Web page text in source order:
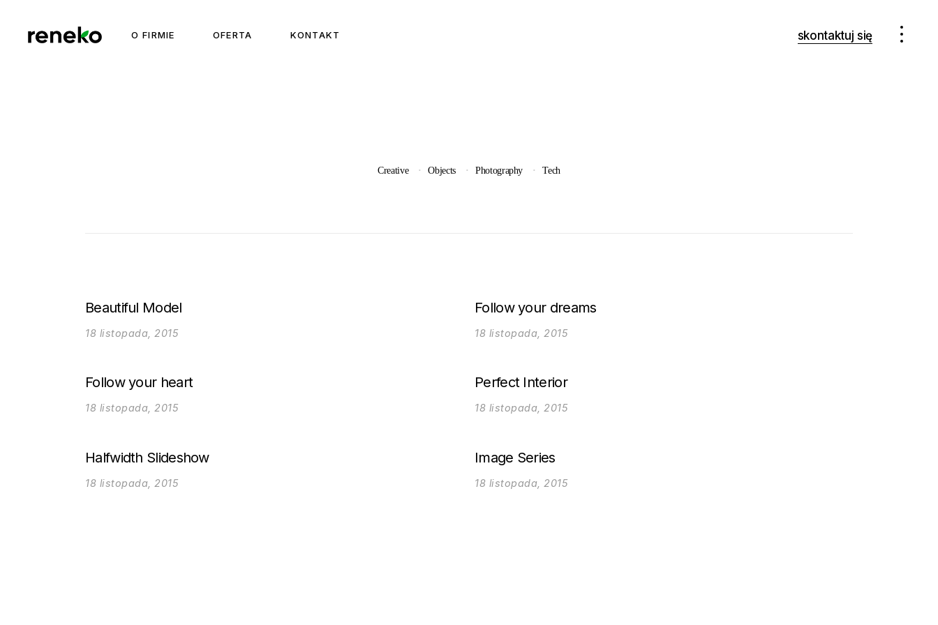
content
O FIRMIE OFERTA KONTAKT skontaktuj się
Creative Objects Photography Tech
Beautiful Model
18 listopada, 2015
Follow your dreams
18 listopada, 2015
Follow your heart
18 listopada, 2015
Perfect Interior
18 listopada, 2015
Halfwidth Slideshow
18 listopada, 2015
Image Series
18 listopada, 2015